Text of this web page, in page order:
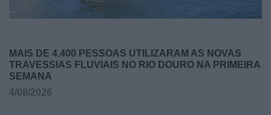
MAIS DE 4.400 PESSOAS UTILIZARAM AS NOVAS
TRAVESSIAS FLUVIAIS NO RIO DOURO NA PRIMEIRA
SEMANA
4/08/2026